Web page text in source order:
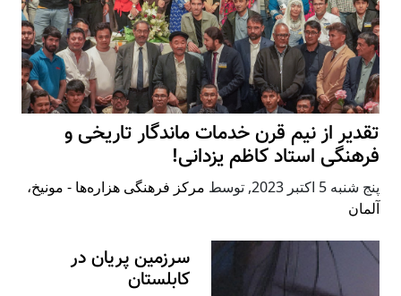
تقدیر از نیم قرن خدمات ماندگار تاریخی و
فرهنگی استاد کاظم یزدانی!
پنج شنبه 5 اكتبر 2023 , توسط مرکز فرهنگی هزاره‌ها - مونیخ،
آلمان
سرزمین پریان در
کابلستان